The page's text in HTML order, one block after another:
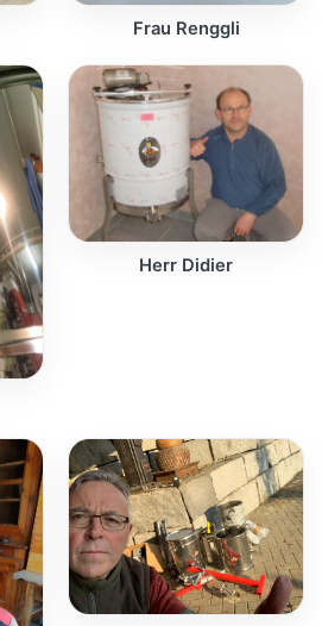
Frau Renggli
Herr Didier